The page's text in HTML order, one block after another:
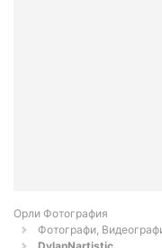
Орли Фотография
Фотографи,